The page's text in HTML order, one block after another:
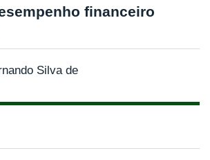
financeiro
Silva de